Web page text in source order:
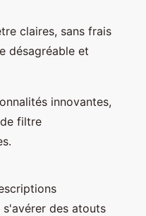
claires, sans frais
désagréable et
innovantes,
filtre
des atouts